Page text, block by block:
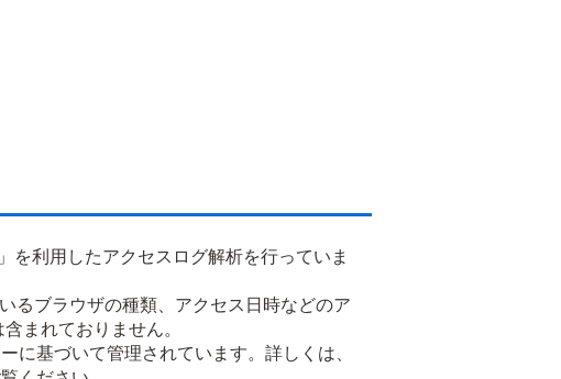
を利用したアクセスログ解析を行っていま
るブラウザの種類、アクセス日時などのア
まれておりません。
に基づいて管理されています。詳しくは、